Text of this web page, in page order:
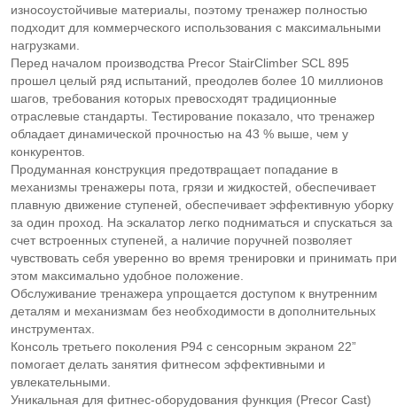
износоустойчивые материалы, поэтому тренажер полностью
подходит для коммерческого использования с максимальными
нагрузками.
Перед началом производства Precor StairClimber SCL 895
прошел целый ряд испытаний, преодолев более 10 миллионов
шагов, требования которых превосходят традиционные
отраслевые стандарты. Тестирование показало, что тренажер
обладает динамической прочностью на 43 % выше, чем у
конкурентов.
Продуманная конструкция предотвращает попадание в
механизмы тренажеры пота, грязи и жидкостей, обеспечивает
плавную движение ступеней, обеспечивает эффективную уборку
за один проход. На эскалатор легко подниматься и спускаться за
счет встроенных ступеней, а наличие поручней позволяет
чувствовать себя уверенно во время тренировки и принимать при
этом максимально удобное положение.
Обслуживание тренажера упрощается доступом к внутренним
деталям и механизмам без необходимости в дополнительных
инструментах.
Консоль третьего поколения P94 с сенсорным экраном 22”
помогает делать занятия фитнесом эффективными и
увлекательными.
Уникальная для фитнес-оборудования функция (Precor Cast)